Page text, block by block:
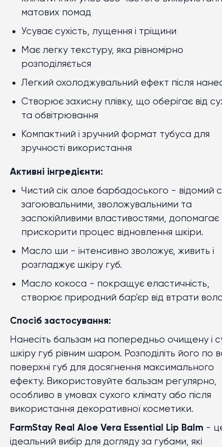
матових помад
Усуває сухість, лущення і тріщини
Має легку текстуру, яка рівномірно
розподіляється
Легкий охолоджувальний ефект після
Створює захисну плівку, що оберігає від
та обвітрювання
Компактний і зручний формат тубуса для
зручності використання
Активні інгредієнти:
Чистий сік алое барбадоського - відомий
загоювальними, зволожувальними та
заспокійливими властивостями, допомагає
прискорити процес відновлення шкіри.
Масло ши - інтенсивно зволожує, живить і
розгладжує шкіру губ.
Масло кокоса - покращує еластичність,
створює природний бар'єр від втрати
Спосіб застосування:
Нанесіть бальзам на попередньо очищену і
шкіру губ рівним шаром. Розподіліть його по
поверхні губ для досягнення максимального
ефекту. Використовуйте бальзам регулярно,
особливо в умовах сухого клімату або після
використання декоративної косметики.
FarmStay Real Aloe Vera Essential Lip Balm -
ідеальний вибір для догляду за губами, які